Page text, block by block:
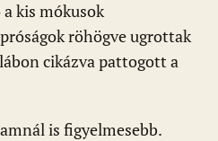
kis mókusok
röhögve ugrottak
cikázva pattogott a
is figyelmesebb.